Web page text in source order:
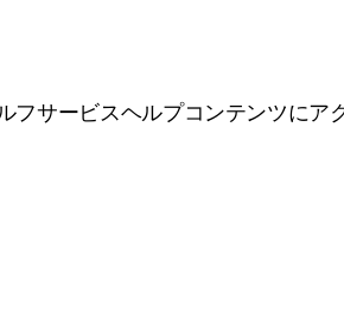
フサービスヘルプコンテンツにア